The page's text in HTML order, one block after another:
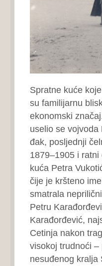
Spratne kuće
su familijarnu
ekonomski
uselio se
đak, posljednji
1879–1905 i
kuća Petra
čije je kršteno
smatrala
Petru
Karađorđević,
Cetinja nakon
visokoj trudnoći
nesuđenog kralja